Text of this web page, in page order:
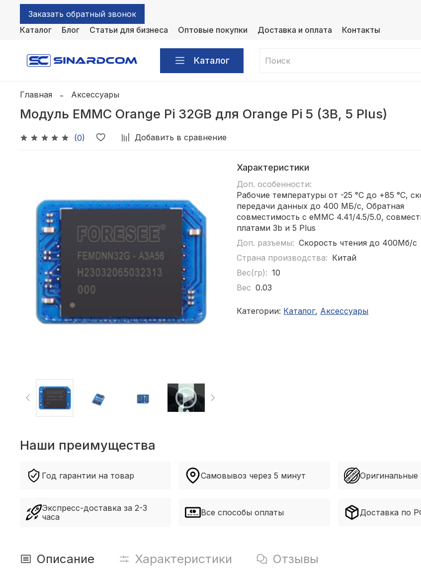
Заказать обратный звонок
Каталог
Блог Статьи для бизнеса Оптовые покупки Доставка и оплата Контакты
Каталог
Главная Аксессуары
Модуль EMMC Orange Pi 32GB для Orange Pi 5 (3B, 5 Plus)
(0) Добавить в сравнение
Характеристики
Доп. особенности:
Рабочие температуры от -25 °C до +85 °C,
передачи данных до 400 МБ/с, Обратная
совместимость с eMMC 4.41/4.5/5.0,
платами 3b и 5 Plus
Доп. разъемы: Скорость чтения до 400Мб/с
Страна производства: Китай
Вес(гр): 10
Вес 0.03
Категории: Каталог, Аксессуары
Наши преимущества
Год гарантии на товар
Экспресс-доставка за 2-3
часа
Самовывоз через 5 минут
Все способы оплаты
Оригинальные
Доставка по
Описание Характеристики Отзывы